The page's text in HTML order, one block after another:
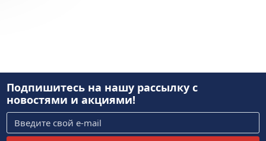
Подпишитесь на нашу рассылкус
новостями и акциями!